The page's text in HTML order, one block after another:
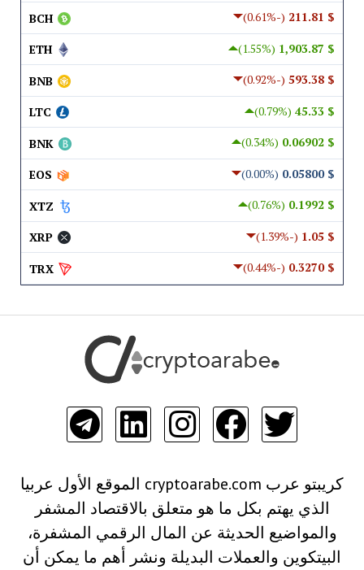
$ 211.81
(-0.61%)
BCH
$ 1,903.87
(1.55%)
ETH
$ 593.38
(-0.92%)
BNB
$ 45.33
(0.79%)
LTC
$ 0.06902
(0.34%)
BNK
$ 0.05800
(0.00%)
EOS
$ 0.1992
(0.76%)
XTZ
$ 1.05
(-1.39%)
XRP
$ 0.3270
(-0.44%)
TRX
كريبتو عرب cryptoarabe.com الموقع الأول عربيا
الذي يهتم بكل ما هو متعلق بالاقتصاد المشفر
والمواضيع الحديثة عن المال الرقمي المشفرة،
البيتكوين والعملات البديلة ونشر أهم ما يمكن أن